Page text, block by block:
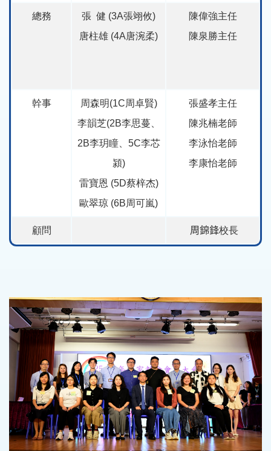
總務
張 健 (3A張翊攸)
唐柱雄 (4A唐涴柔)
陳偉強主任
陳泉勝主任
幹事
周森明(1C周卓賢)
李韻芝(2B李思蔓、
2B李玥瞳、5C李芯
潁)
雷寶恩 (5D蔡梓杰)
歐翠琼 (6B周可嵐)
張盛孝主任
陳兆楠老師
李泳怡老師
李康怡老師
顧問 周錦鋒校長